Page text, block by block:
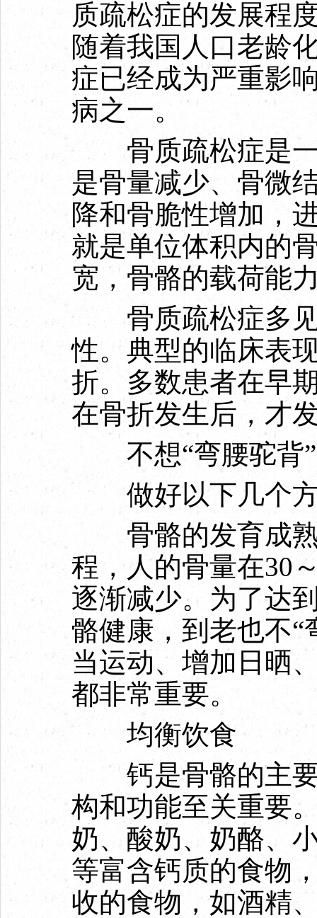
质疏松症的发展程
随着我国人口老龄
症已经成为严重影
病之一。
骨质疏松症是一
是骨量减少、骨微
降和骨脆性增加，
就是单位体积内的
宽，骨骼的载荷能
骨质疏松症多见
性。典型的临床表
折。多数患者在早
在骨折发生后，才
不想“弯腰驼背”
做好以下几个
骨骼的发育成熟
程，人的骨量在30
逐渐减少。为了达
骼健康，到老也不“
当运动、增加日晒
都非常重要。
均衡饮食
钙是骨骼的主要
构和功能至关重要
奶、酸奶、奶酪、
等富含钙质的食物
收的食物，如酒精